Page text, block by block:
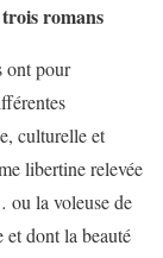
romans
ont pour
culturelle et
libertine relevée
ou la voleuse de
dont la beauté